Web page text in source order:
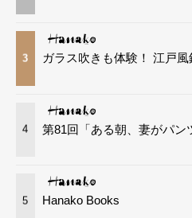
3 ガラス吹きも体験！ 江戸風
4 第81回「ある朝、妻がパン
5 Hanako Books